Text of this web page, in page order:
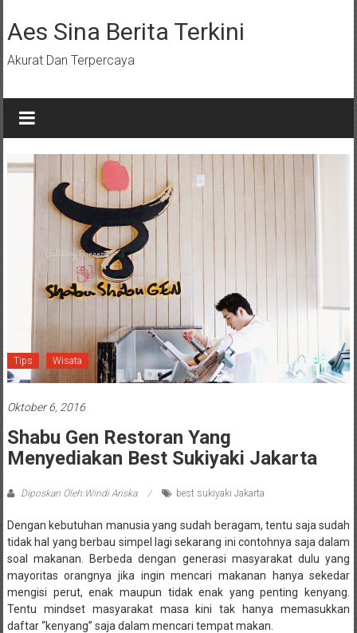
ke
konten
Aes Sina Berita Terkini
Akurat Dan Terpercaya
Tips Wisata
Oktober 6, 2016
Shabu Gen Restoran Yang
Menyediakan Best Sukiyaki Jakarta
Diposkan Oleh:Windi Ariska best sukiyaki Jakarta
Dengan kebutuhan manusia yang sudah beragam, tentu saja sudah
tidak hal yang berbau simpel lagi sekarang ini contohnya saja dalam
soal makanan. Berbeda dengan generasi masyarakat dulu yang
mayoritas orangnya jika ingin mencari makanan hanya sekedar
mengisi perut, enak maupun tidak enak yang penting kenyang.
Tentu mindset masyarakat masa kini tak hanya memasukkan
daftar “kenyang” saja dalam mencari tempat makan.